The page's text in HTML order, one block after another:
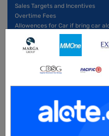
Sales Targets and Incentives
Overtime Fees
Allowences for Car if bring car
Allowence for Fuel
Travelling Allow